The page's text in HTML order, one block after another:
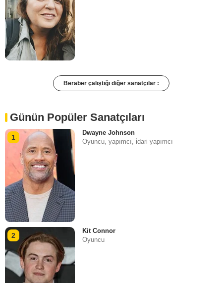
Beraber çalıştığı diğer sanatçılar :
Günün Popüler Sanatçıları
1
Dwayne Johnson
Oyuncu, yapımcı, i̇dari yapımcı
2
Kit Connor
Oyuncu